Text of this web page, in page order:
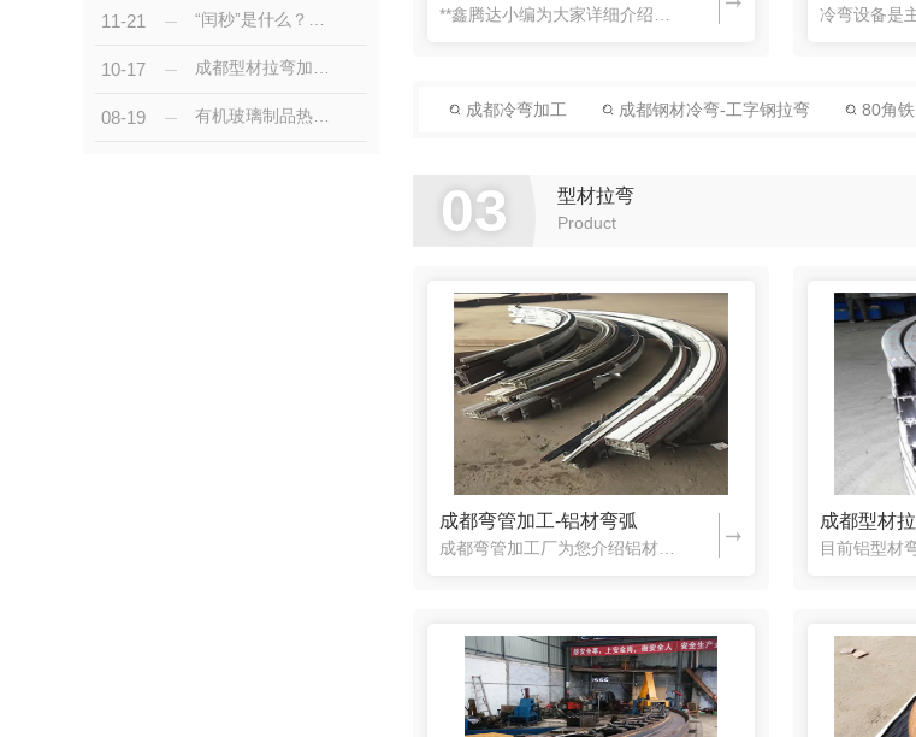
11-21
10-17
08-19 成都冷弯加工 成都钢材冷弯-工字钢拉弯 80角铁
03 型材拉弯
Product
成都弯管加工-铝材弯弧
成都弯管加工厂为您介绍铝材拉弯注意事项：1、拉伸必定要在铝合金型材冷却到50度以下方可移到拉伸架上进行拉伸作业，温度过高即拉伸既会烫坏人体，烫坏毛条，更因为不能**铝合金型材内应力而在时效前后呈现...